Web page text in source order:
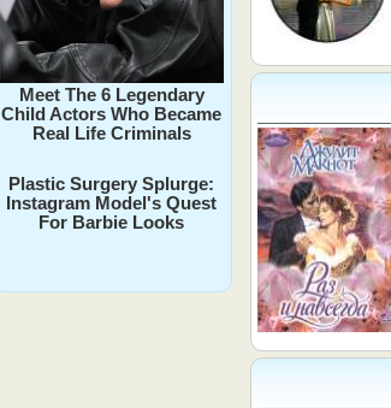
Meet The 6 Legendary
Child Actors Who Became
Real Life Criminals
Plastic Surgery Splurge:
Instagram Model's Quest
For Barbie Looks